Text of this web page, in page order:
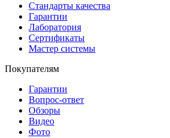
Стандарты качества
Гарантии
Лаборатория
Сертификаты
Мастер системы
Покупателям
Гарантии
Вопрос-ответ
Обзоры
Видео
Фото